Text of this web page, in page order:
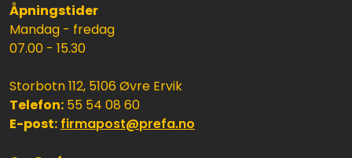
Åpningstider
Mandag - fredag
07.00 - 15.30
Storbotn 112, 5106 Øvre Ervik
Telefon: 55 54 08 60
E-post: firmapost@prefa.no